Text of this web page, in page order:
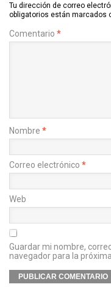
Tu dirección de correo
obligatorios están marcados
Comentario *
Nombre *
Correo electrónico *
Web
Guardar mi nombre,
navegador para la